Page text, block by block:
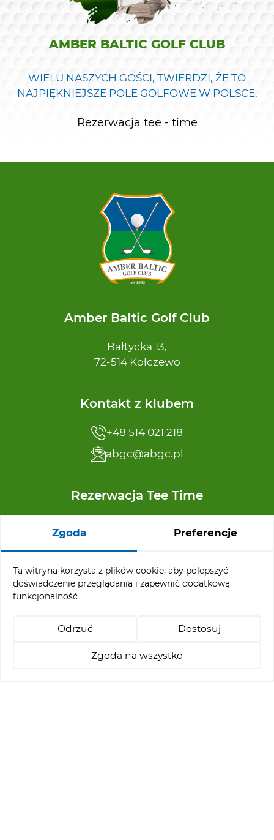
AMBER BALTIC GOLF CLUB
WIELU NASZYCH GOŚCI, TWIERDZI, ŻE TO
NAJPIĘKNIEJSZE POLE GOLFOWE W POLSCE.
Rezerwacja tee - time
Amber Baltic Golf Club
Bałtycka 13,
72-514 Kołczewo
Kontakt z klubem
+48 514 021 218
abgc@abgc.pl
Rezerwacja Tee Time
Menu ofertowe
Pakiety Stay & Play
Rezerwacja Tee - Time
+48 514 021 218 abgc@abgc.pl
Zgoda Preferencje
Ta witryna korzysta z plików cookie, aby polepszyć
doświadczenie przeglądania i zapewnić dodatkową
funkcjonalność
Odrzuć Dostosuj
Zgoda na wszystko